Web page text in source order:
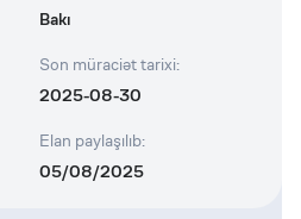
Bakı
Son müraciət tarixi:
2025-08-30
Elan paylaşılıb:
05/08/2025